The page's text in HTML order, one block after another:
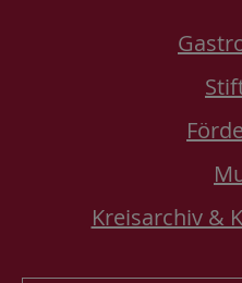
Kreisarchiv &